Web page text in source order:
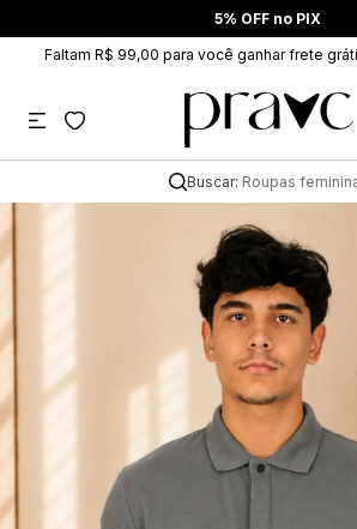
5% OFF no PIX
Faltam R$ 99,00 para você ganhar frete
Buscar: Roupas